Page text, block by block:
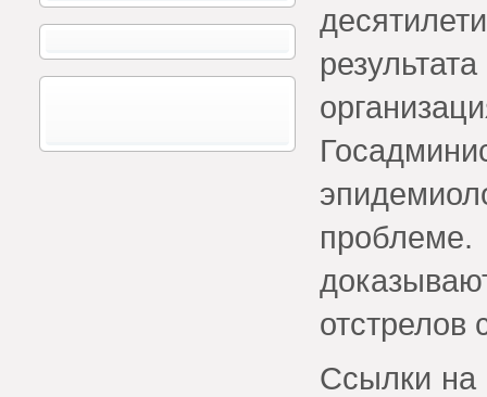
отстрелов
Ссылки на